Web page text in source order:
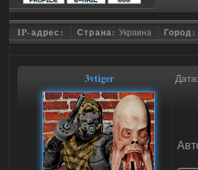
IP-адрес: Страна: Украина Город:
3vtiger